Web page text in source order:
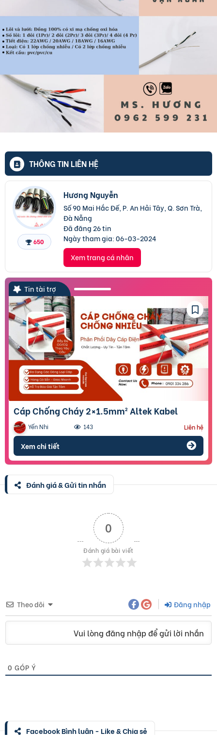
THÔNG TIN LIÊN HỆ
650
Hương Nguyễn
Số 90 Mai Hắc Đế, P. An Hải Tây, Q. Sơn Trà,
Đà Nẵng
Đã đăng 26 tin
Ngày tham gia:06-03-2024
Xem trang cá nhân
Tin tài trợ
Cáp Chống Cháy 2×1.5mm² Altek Kabel
Yến Nhi 143 Liên hệ
Xem chi tiết
Đánh giá & Gửi tin nhắn
0
Đánh giá bài viết
Theo dõi Đăng nhập
Vui lòng đăng nhập để gửi lời nhắn
0 GÓP Ý
Facebook Bình luận - Like & Chia sẻ